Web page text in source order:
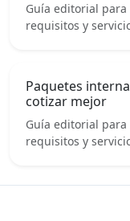
Guía editorial
requisitos y
Paquetes
cotizar mejor
Guía editorial
requisitos y